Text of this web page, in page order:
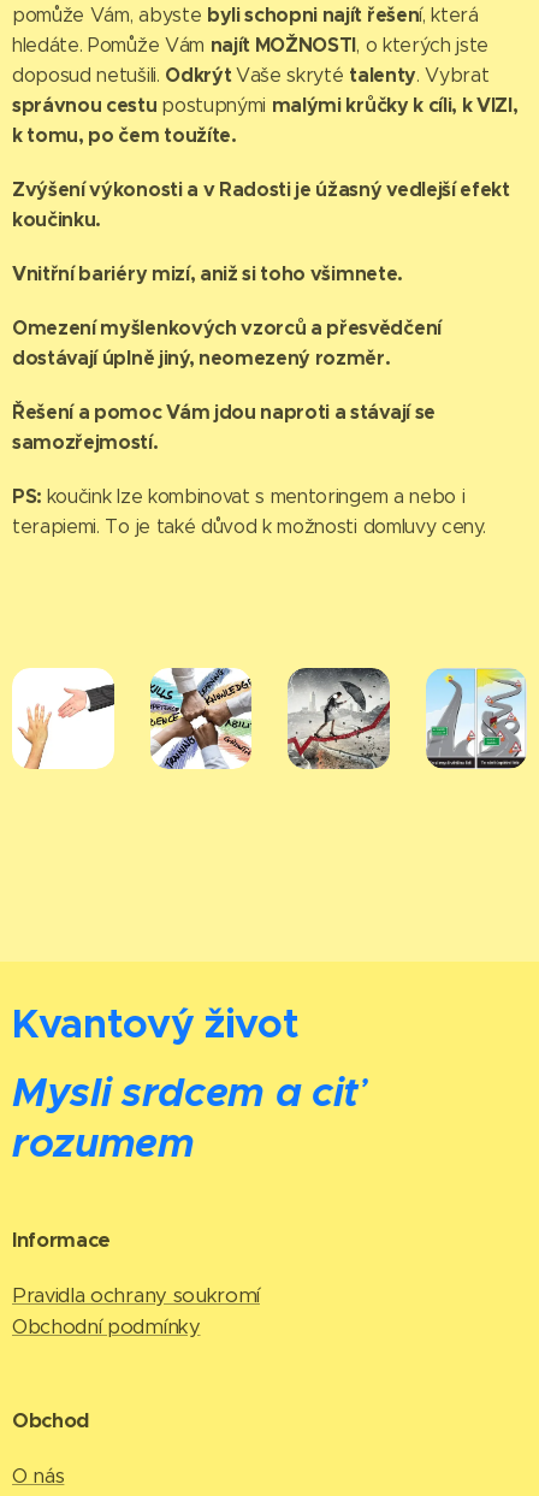
pomůže Vám, abyste byli schopni najít řešení, která
hledáte. Pomůže Vám najít MOŽNOSTI, o kterých jste
doposud netušili. OdkrýtVaše skryté talenty. Vybrat
správnou cestu postupnými malými krůčky k cíli, k VIZI,
k tomu, po čem toužíte.
Zvýšení výkonosti a v Radosti je úžasný vedlejší efekt
koučinku.
Vnitřní bariéry mizí, aniž si toho všimnete.
Omezení myšlenkových vzorců a přesvědčení
dostávají úplně jiný, neomezený rozměr.
Řešení a pomoc Vám jdou naproti a stávají se
samozřejmostí.
PS: koučink lze kombinovat s mentoringem a nebo i
terapiemi. To je také důvod k možnosti domluvy ceny.
Kvantový život
Mysli srdcem a ciť
rozumem
Informace
Pravidla ochrany soukromí
Obchodní podmínky
Obchod
O nás